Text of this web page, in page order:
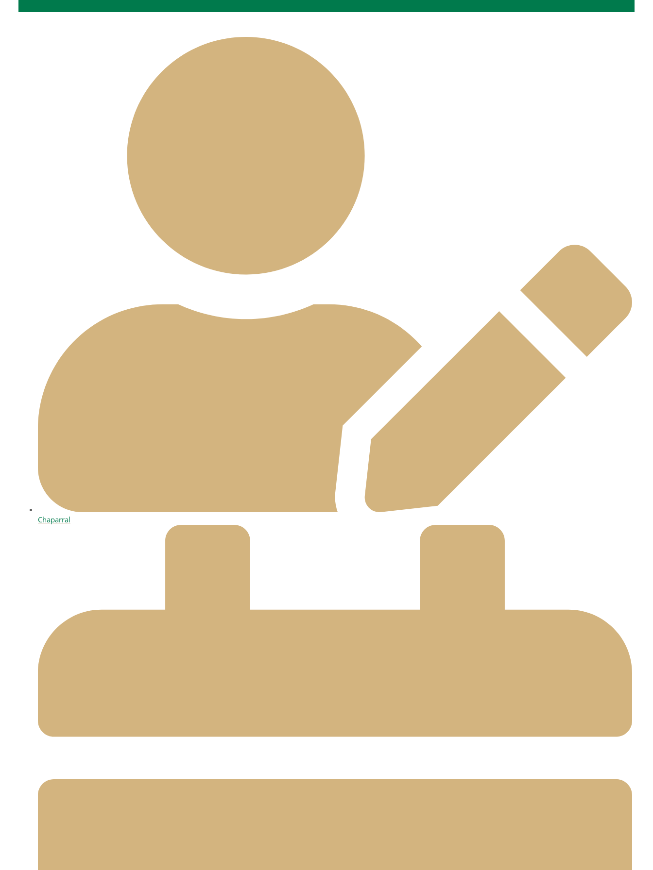
Chaparral